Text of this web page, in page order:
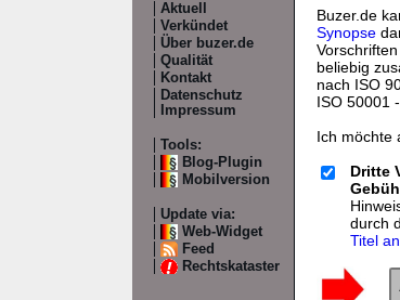
Aktuell
Verkündet
Über buzer.de
Qualität
Kontakt
Datenschutz
Impressum
Tools:
Blog-Plugin
Mobilversion
Update via:
Web-Widget
Feed
Rechtskataster
Buzer.de
Synopse
beliebig
nach ISO
ISO 50001
Ich möchte
Dritte
durch
Titel